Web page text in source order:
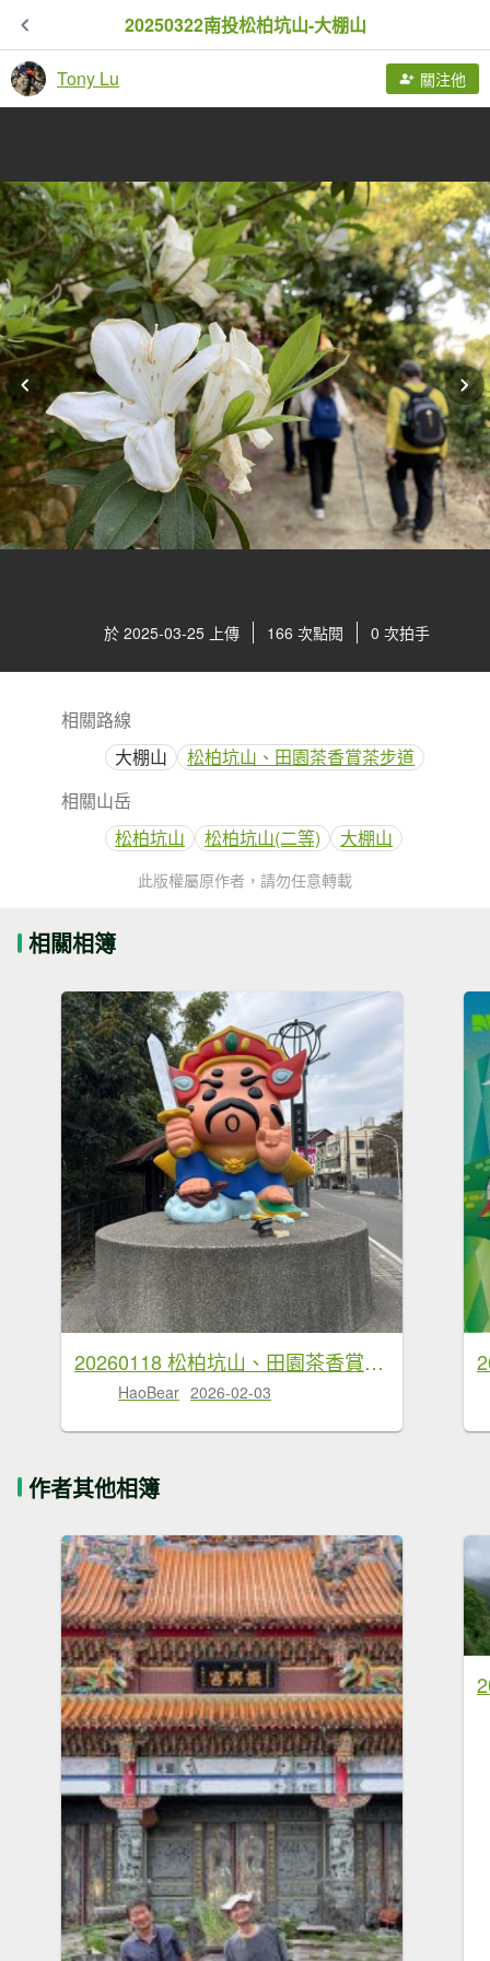
20250322南投松柏坑山-大棚山
Tony Lu 關注他
於 2025-03-25 上傳 166 次點閱 0 次拍手
相關路線
大棚山
松柏坑山、田園茶香賞茶步道
相關山岳
松柏坑山
松柏坑山(二等) 大棚山
此版權屬原作者，請勿任意轉載
相關相簿
20260118 松柏坑山、田園茶香賞茶步道(小百岳-松柏坑山)
HaoBear 2026-02-03
作者其他相簿